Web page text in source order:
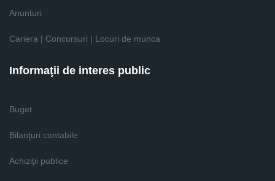
Anunturi
Cariera | Concursuri | Locuri de munca
Informaţii de interes public
Buget
Bilanţuri contabile
Achiziţii publice